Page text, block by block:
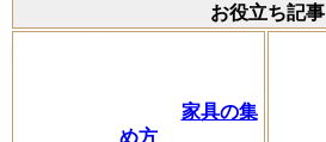
お役立ち記事
家具の集
め方